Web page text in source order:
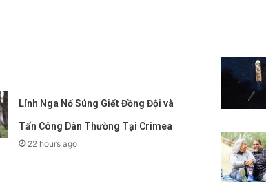
Lính Nga Nổ Súng Giết Đồng Đội và
Tấn Công Dân Thường Tại Crimea
22 hours ago